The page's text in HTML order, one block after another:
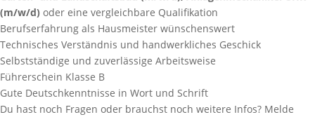
(m/w/d) oder eine vergleichbare Qualifikation
Berufserfahrung als Hausmeister wünschenswert
Technisches Verständnis und handwerkliches Geschick
Selbstständige und zuverlässige Arbeitsweise
Führerschein Klasse B
Gute Deutschkenntnisse in Wort und Schrift
Du hast noch Fragen oder brauchst noch weitere Infos? Melde